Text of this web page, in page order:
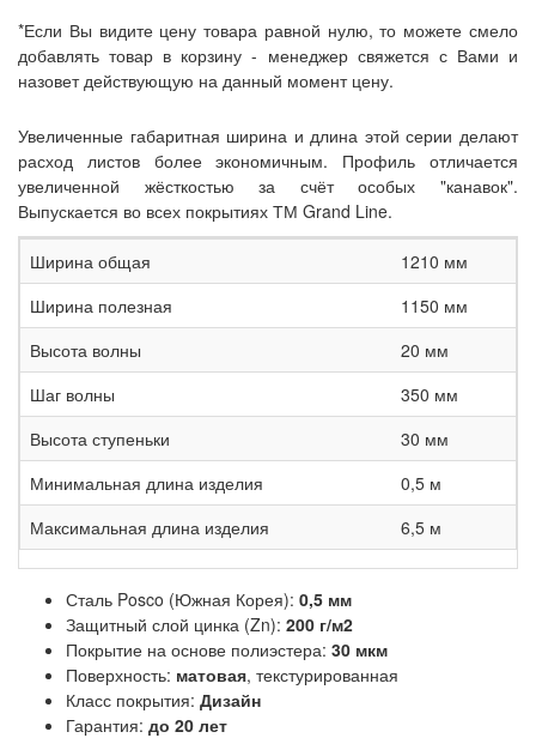
*Если Вы видите цену товара равной нулю, то можете смело
добавлять товар в корзину - менеджер свяжется с Вами и
назовет действующую на данный момент цену.
Увеличенные габаритная ширина и длина этой серии делают
расход листов более экономичным. Профиль отличается
увеличенной жёсткостью за счёт особых "канавок".
Выпускается во всех покрытиях ТМ Grand Line.
Ширина общая
1210 мм
Ширина полезная
1150 мм
Высота волны
20 мм
Шаг волны
350 мм
Высота ступеньки
30 мм
Минимальная длина изделия
0,5 м
Максимальная длина изделия
6,5 м
Сталь Posco (Южная Корея): 0,5 мм
Защитный слой цинка (Zn): 200 г/м2
Покрытие на основе полиэстера: 30 мкм
Поверхность: матовая, текстурированная
Класс покрытия: Дизайн
Гарантия: до 20 лет